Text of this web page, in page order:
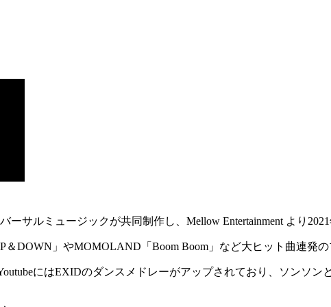
ーサルミュージックが共同制作し、Mellow Entertainment より
＆DOWN」やMOMOLAND「Boom Boom」など大ヒット曲連発
にはEXIDのダンスメドレーがアップされており、ソンソ